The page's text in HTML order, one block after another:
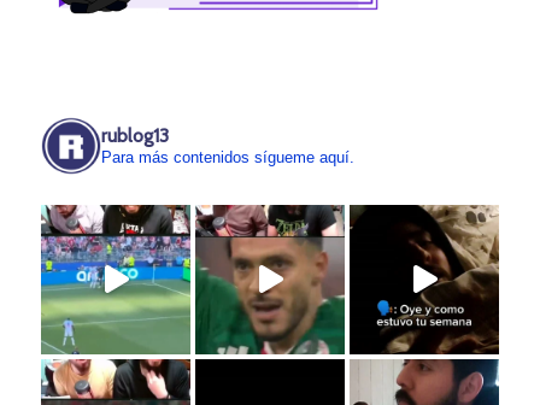
rublog13
Para más contenidos sígueme aquí.